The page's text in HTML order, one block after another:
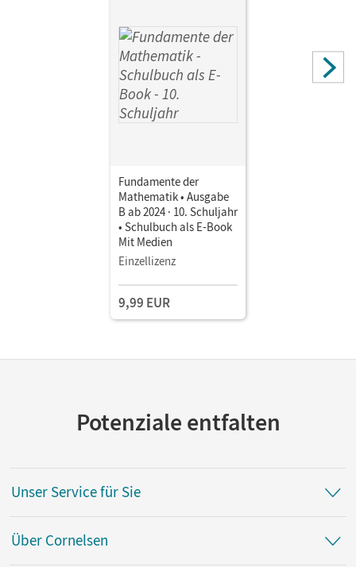
Fundamente der
Mathematik • Ausgabe
B ab 2024 · 10. Schuljahr
• Schulbuch als E-Book
Mit Medien
Einzellizenz
9,99 EUR
Potenziale entfalten
Unser Service für Sie
Über Cornelsen